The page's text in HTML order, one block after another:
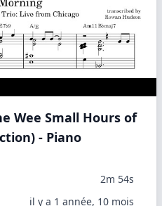
Wee Small Hours of
- Piano
2m 54s
il y a 1 année, 10 mois